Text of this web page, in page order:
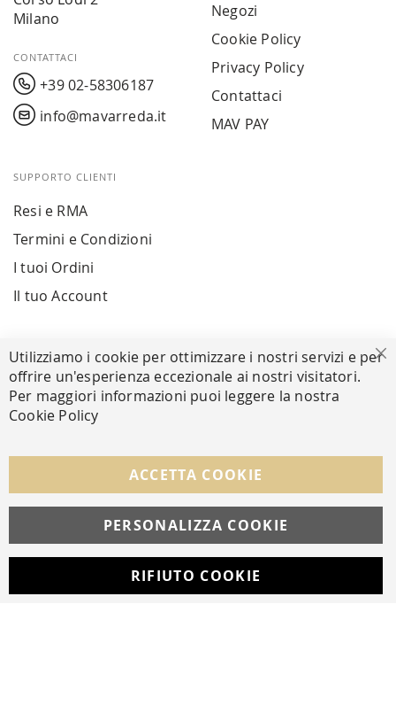
Milano
CONTATTACI
+39 02-58306187
info@mavarreda.it
Negozi
Cookie Policy
Privacy Policy
Contattaci
MAV PAY
SUPPORTO CLIENTI
Resi e RMA
Termini e Condizioni
I tuoi Ordini
Il tuo Account
Facebook Instagram Whatsapp
© Copyright MAV Arreda s.r.l. | P.IVA IT05919160969
Via Galileo Galilei, 14 | Milano
Utilizziamo i cookie per ottimizzare i nostri servizi e per
offrire un'esperienza eccezionale ai nostri visitatori.
Per maggiori informazioni puoi leggere la nostra
Cookie Policy
ACCETTA COOKIE
PERSONALIZZA COOKIE
RIFIUTO COOKIE